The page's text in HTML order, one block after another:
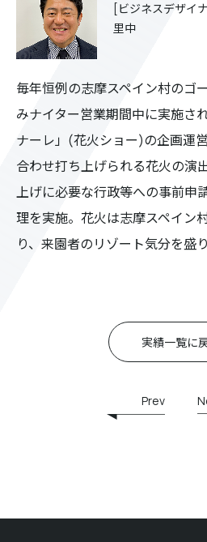
毎年恒例の志摩スペイン村のゴ
みナイター営業期間中に実施さ
ナーレ」(花火ショー)の企画運
合わせ打ち上げられる花火の演
上げに必要な行政等への事前申
理を実施。花火は志摩スペイン
り、来園者のリゾート気分を盛
[ビジネスデザイ
里中
Prev
実績一覧に